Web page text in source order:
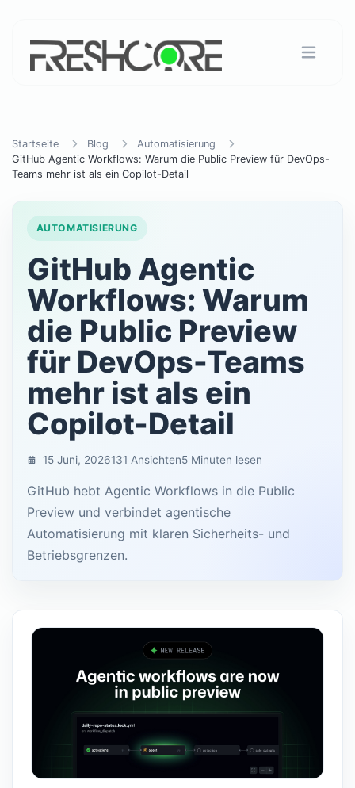
Startseite Blog
Automatisierung
GitHub Agentic Workflows: Warum die Public Preview für DevOps-
Teams mehr ist als ein Copilot-Detail
AUTOMATISIERUNG
GitHub Agentic
Workflows: Warum
die Public Preview
für DevOps-Teams
mehr ist als ein
Copilot-Detail
15 Juni, 2026131 Ansichten5 Minuten lesen
GitHub hebt Agentic Workflows in die Public
Preview und verbindet agentische
Automatisierung mit klaren Sicherheits- und
Betriebsgrenzen.